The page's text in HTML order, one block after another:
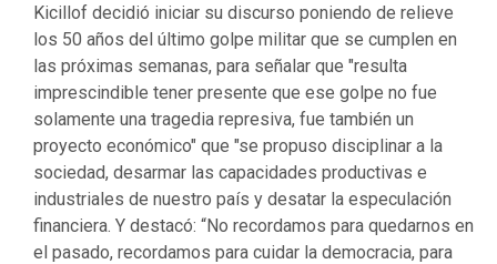
Kicillof decidió iniciar su discurso poniendo de relieve
los 50 años del último golpe militar que se cumplen en
las próximas semanas, para señalar que "resulta
imprescindible tener presente que ese golpe no fue
solamente una tragedia represiva, fue también un
proyecto económico" que "se propuso disciplinar a la
sociedad, desarmar las capacidades productivas e
industriales de nuestro país y desatar la especulación
financiera. Y destacó: “No recordamos para quedarnos en
el pasado, recordamos para cuidar la democracia, para